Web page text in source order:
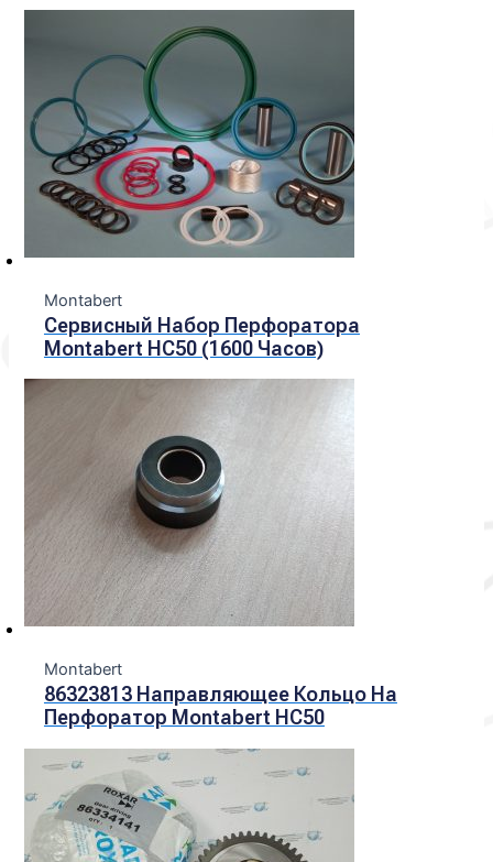
Montabert
Сервисный Набор Перфоратора
Montabert HC50 (1600 Часов)
Montabert
86323813 Направляющее Кольцо На
Перфоратор Montabert HC50